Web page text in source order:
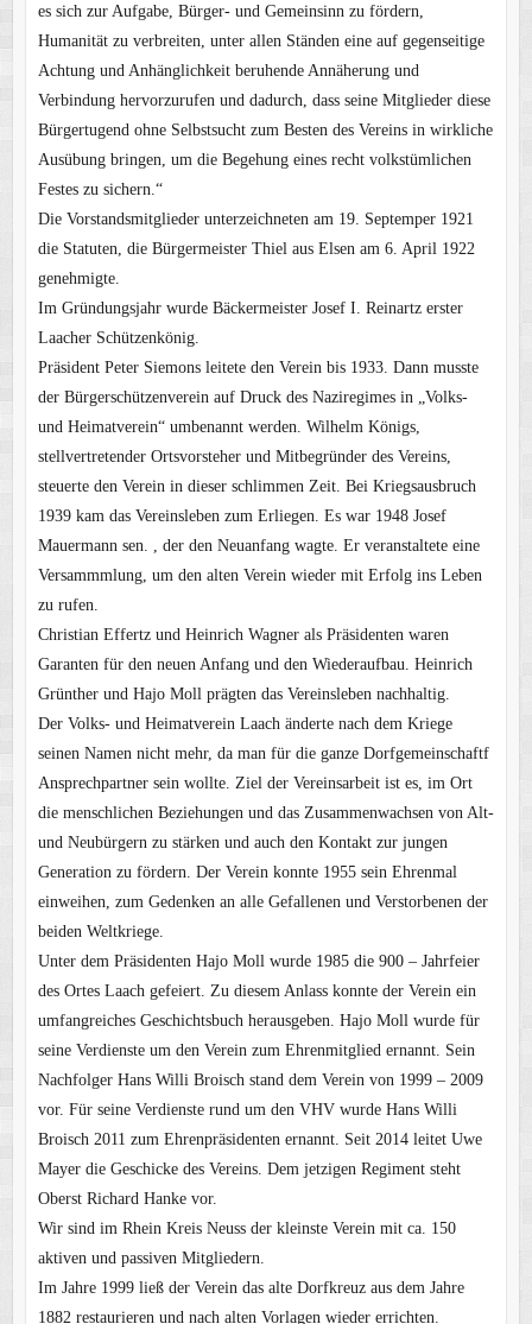
es sich zur Aufgabe, Bürger- und Gemeinsinn zu fördern,
Humanität zu verbreiten, unter allen Ständen eine auf gegenseitige
Achtung und Anhänglichkeit beruhende Annäherung und
Verbindung hervorzurufen und dadurch, dass seine Mitglieder diese
Bürgertugend ohne Selbstsucht zum Besten des Vereins in wirkliche
Ausübung bringen, um die Begehung eines recht volkstümlichen
Festes zu sichern.“
Die Vorstandsmitglieder unterzeichneten am 19. Septemper 1921
die Statuten, die Bürgermeister Thiel aus Elsen am 6. April 1922
genehmigte.
Im Gründungsjahr wurde Bäckermeister Josef I. Reinartz erster
Laacher Schützenkönig.
Präsident Peter Siemons leitete den Verein bis 1933. Dann musste
der Bürgerschützenverein auf Druck des Naziregimes in „Volks-
und Heimatverein“ umbenannt werden. Wilhelm Königs,
stellvertretender Ortsvorsteher und Mitbegründer des Vereins,
steuerte den Verein in dieser schlimmen Zeit. Bei Kriegsausbruch
1939 kam das Vereinsleben zum Erliegen. Es war 1948 Josef
Mauermann sen. , der den Neuanfang wagte. Er veranstaltete eine
Versammmlung, um den alten Verein wieder mit Erfolg ins Leben
zu rufen.
Christian Effertz und Heinrich Wagner als Präsidenten waren
Garanten für den neuen Anfang und den Wiederaufbau. Heinrich
Grünther und Hajo Moll prägten das Vereinsleben nachhaltig.
Der Volks- und Heimatverein Laach änderte nach dem Kriege
seinen Namen nicht mehr, da man für die ganze Dorfgemeinschaftf
Ansprechpartner sein wollte. Ziel der Vereinsarbeit ist es, im Ort
die menschlichen Beziehungen und das Zusammenwachsen von Alt-
und Neubürgern zu stärken und auch den Kontakt zur jungen
Generation zu fördern. Der Verein konnte 1955 sein Ehrenmal
einweihen, zum Gedenken an alle Gefallenen und Verstorbenen der
beiden Weltkriege.
Unter dem Präsidenten Hajo Moll wurde 1985 die 900 – Jahrfeier
des Ortes Laach gefeiert. Zu diesem Anlass konnte der Verein ein
umfangreiches Geschichtsbuch herausgeben. Hajo Moll wurde für
seine Verdienste um den Verein zum Ehrenmitglied ernannt. Sein
Nachfolger Hans Willi Broisch stand dem Verein von 1999 – 2009
vor. Für seine Verdienste rund um den VHV wurde Hans Willi
Broisch 2011 zum Ehrenpräsidenten ernannt. Seit 2014 leitet Uwe
Mayer die Geschicke des Vereins. Dem jetzigen Regiment steht
Oberst Richard Hanke vor.
Wir sind im Rhein Kreis Neuss der kleinste Verein mit ca. 150
aktiven und passiven Mitgliedern.
Im Jahre 1999 ließ der Verein das alte Dorfkreuz aus dem Jahre
1882 restaurieren und nach alten Vorlagen wieder errichten.